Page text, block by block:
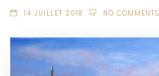
14 JUILLET 2018 NO COMMENTS